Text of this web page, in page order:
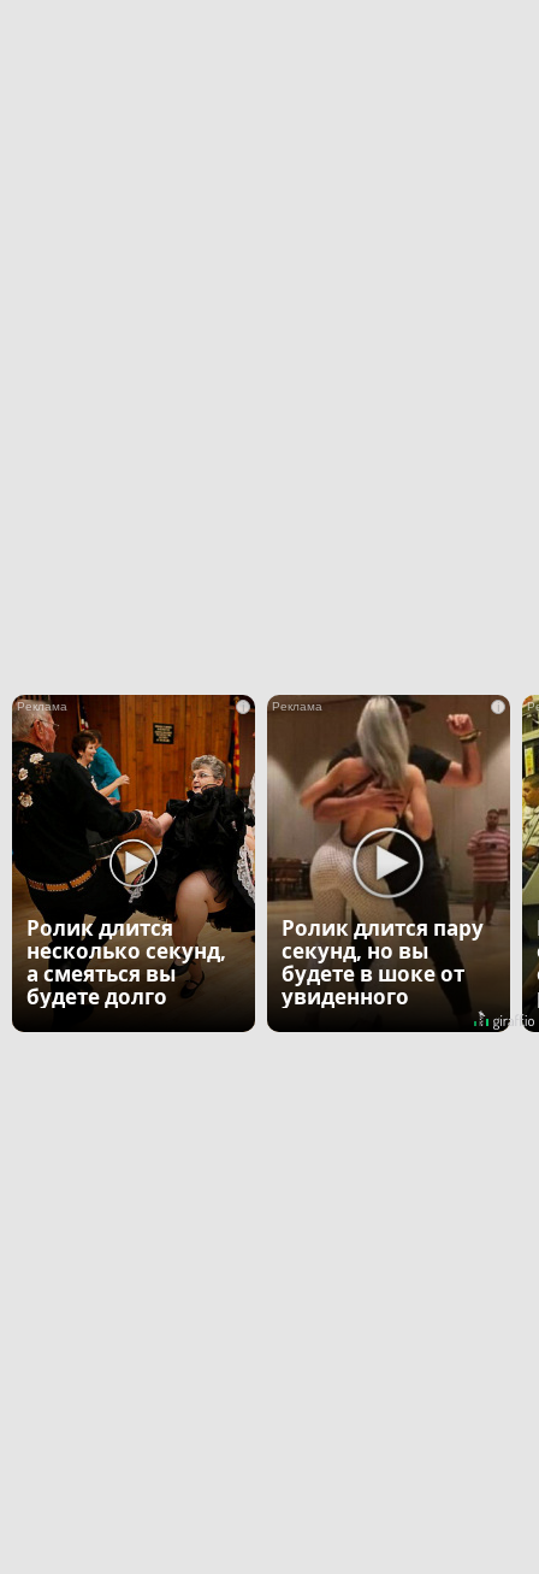
i
Ролик длится
несколько секунд,
а смеяться вы
будете долго
i
Ролик длится пару
секунд, но вы
будете в шоке от
увиденного